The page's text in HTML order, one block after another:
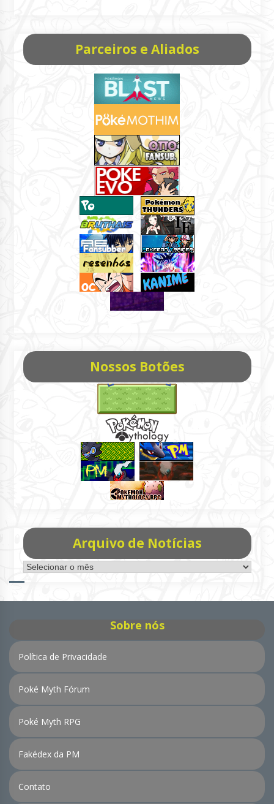
Parceiros e Aliados
Nossos Botões
Arquivo de Notícias
Arquivo
de
Sobre nós
Política de Privacidade
Poké Myth Fórum
Poké Myth RPG
Fakédex da PM
Contato